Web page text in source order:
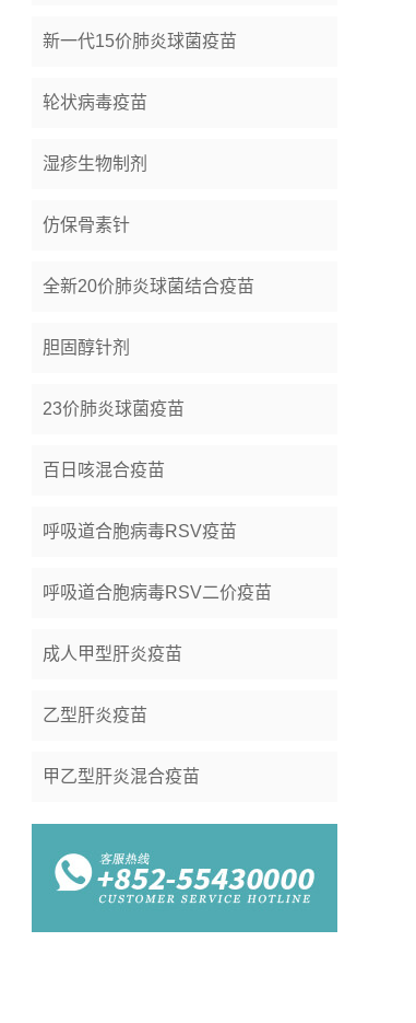
新一代15价肺炎球菌疫苗
轮状病毒疫苗
湿疹生物制剂
仿保骨素针
全新20价肺炎球菌结合疫苗
胆固醇针剂
23价肺炎球菌疫苗
百日咳混合疫苗
呼吸道合胞病毒RSV疫苗
呼吸道合胞病毒RSV二价疫苗
成人甲型肝炎疫苗
乙型肝炎疫苗
甲乙型肝炎混合疫苗